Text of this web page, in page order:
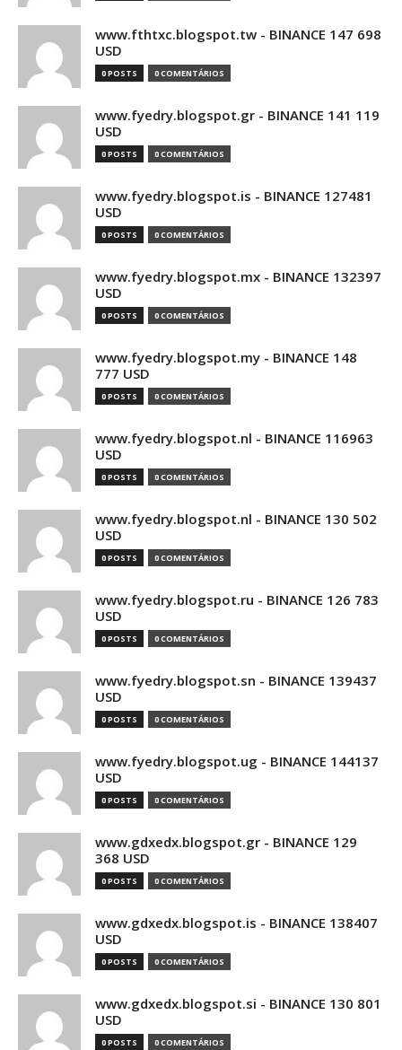
www.fthtxc.blogspot.tw - BINANCE 147 698
USD
0 POSTS 0 COMENTÁRIOS
www.fyedry.blogspot.gr - BINANCE 141 119
USD
0 POSTS 0 COMENTÁRIOS
www.fyedry.blogspot.is - BINANCE 127481
USD
0 POSTS 0 COMENTÁRIOS
www.fyedry.blogspot.mx - BINANCE 132397
USD
0 POSTS 0 COMENTÁRIOS
www.fyedry.blogspot.my - BINANCE 148
777 USD
0 POSTS 0 COMENTÁRIOS
www.fyedry.blogspot.nl - BINANCE 116963
USD
0 POSTS 0 COMENTÁRIOS
www.fyedry.blogspot.nl - BINANCE 130 502
USD
0 POSTS 0 COMENTÁRIOS
www.fyedry.blogspot.ru - BINANCE 126 783
USD
0 POSTS 0 COMENTÁRIOS
www.fyedry.blogspot.sn - BINANCE 139437
USD
0 POSTS 0 COMENTÁRIOS
www.fyedry.blogspot.ug - BINANCE 144137
USD
0 POSTS 0 COMENTÁRIOS
www.gdxedx.blogspot.gr - BINANCE 129
368 USD
0 POSTS 0 COMENTÁRIOS
www.gdxedx.blogspot.is - BINANCE 138407
USD
0 POSTS 0 COMENTÁRIOS
www.gdxedx.blogspot.si - BINANCE 130 801
USD
0 POSTS 0 COMENTÁRIOS